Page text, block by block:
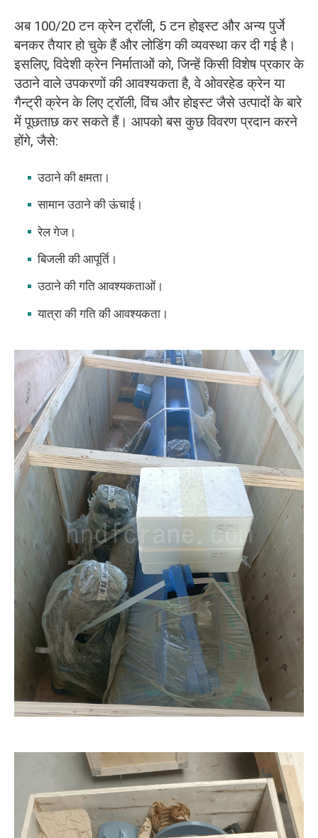
अब 100/20 टन क्रेन ट्रॉली, 5 टन होइस्ट और अन्य पुर्जे
बनकर तैयार हो चुके हैं और लोडिंग की व्यवस्था कर दी गई है।
इसलिए, विदेशी क्रेन निर्माताओं को, जिन्हें किसी विशेष प्रकार के
उठाने वाले उपकरणों की आवश्यकता है, वे ओवरहेड क्रेन या
गैन्ट्री क्रेन के लिए ट्रॉली, विंच और होइस्ट जैसे उत्पादों के बारे
में पूछताछ कर सकते हैं। आपको बस कुछ विवरण प्रदान करने
होंगे, जैसे:
उठाने की क्षमता।
सामान उठाने की ऊंचाई।
रेल गेज।
बिजली की आपूर्ति।
उठाने की गति आवश्यकताओं।
यात्रा की गति की आवश्यकता।